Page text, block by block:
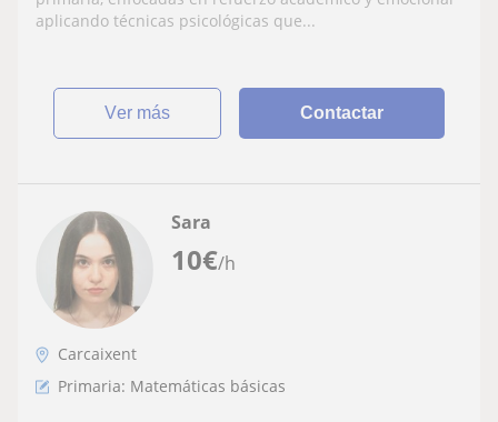
aplicando técnicas psicológicas que...
ver más Contactar
10€/h
Sara
Carcaixent
Primaria: Matemáticas básicas